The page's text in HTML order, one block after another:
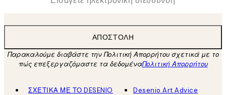
ΑΠΟΣΤΟΛΉ
Παρακαλούμε διαβάστε την Πολιτική Απορρήτου σχετικά με το
πώς επεξεργαζόμαστε τα δεδομέναΠολιτική Απορρήτου
ΣΧΕΤΙΚΑ ΜΕ ΤΟ DESENIO
Desenio Art Advice